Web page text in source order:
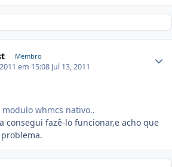
Membro
em 15:08 Jul 13, 2011
whmcs nativo..
consegui fazê-lo funcionar,e acho que